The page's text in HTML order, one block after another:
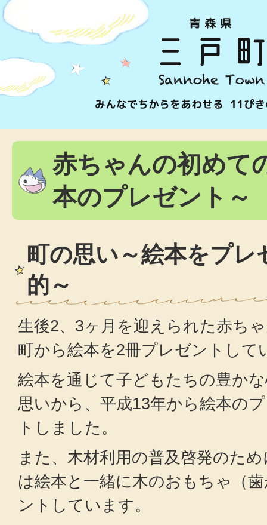
赤ちゃんの初めて
本のプレゼント～
町の思い～絵本をプレ
的～
生後2、3ヶ月を迎えられた赤ち
町から絵本を2冊プレゼントして
絵本を通じて子どもたちの豊か
思いから、平成13年から絵本の
トしました。
また、木材利用の普及啓発のた
は絵本と一緒に木のおもちゃ（
ントしています。